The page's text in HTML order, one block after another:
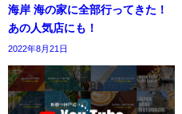
海岸 海の家に全部行ってきた！
あの人気店にも！
2022年8月21日